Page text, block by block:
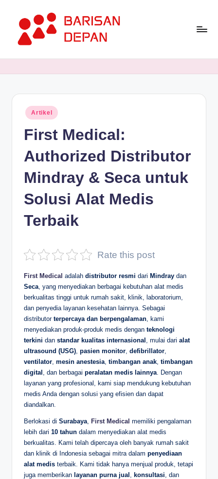
content
Terupdate
Posted
in
Artikel
First Medical:
Authorized Distributor
Mindray & Seca untuk
Solusi Alat Medis
Terbaik
Rate this post
First Medical adalah distributor resmi dari Mindray dan
Seca , yang menyediakan berbagai kebutuhan alat medis
berkualitas tinggi untuk rumah sakit, klinik, laboratorium,
dan penyedia layanan kesehatan lainnya. Sebagai
distributor terpercaya dan berpengalaman , kami
menyediakan produk-produk medis dengan teknologi
terkini dan standar kualitas internasional , mulai dari alat
ultrasound (USG) pasien monitor defibrillator
ventilator mesin anestesia timbangan anak timbangan
digital
, dan berbagai peralatan medis lainnya . Dengan
layanan yang profesional, kami siap mendukung kebutuhan
medis Anda dengan solusi yang efisien dan dapat
diandalkan.
Berlokasi di Surabaya First Medical memiliki pengalaman
lebih dari 10 tahun dalam menyediakan alat medis
berkualitas. Kami telah dipercaya oleh banyak rumah sakit
dan klinik di Indonesia sebagai mitra dalam penyediaan
alat medis terbaik. Kami tidak hanya menjual produk, tetapi
juga memberikan layanan purna jual konsultasi , dan